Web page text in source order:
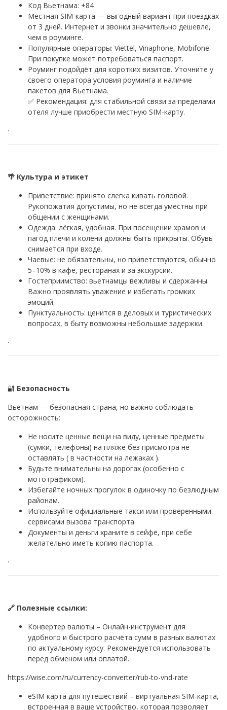
Код Вьетнама: +84
Местная SIM-карта — выгодный вариант при поездках
от 3 дней. Интернет и звонки значительно дешевле,
чем в роуминге.
Популярные операторы: Viettel, Vinaphone, Mobifone.
При покупке может потребоваться паспорт.
Роуминг подойдёт для коротких визитов. Уточните у
своего оператора условия роуминга и наличие
пакетов для Вьетнама.
✅ Рекомендация: для стабильной связи за пределами
отеля лучше приобрести местную SIM-карту.
·
🌴 Культура и этикет
Приветствие: принято слегка кивать головой.
Рукопожатия допустимы, но не всегда уместны при
общении с женщинами.
Одежда: лёгкая, удобная. При посещении храмов и
пагод плечи и колени должны быть прикрыты. Обувь
снимается при входе.
Чаевые: не обязательны, но приветствуются, обычно
5–10% в кафе, ресторанах и за экскурсии.
Гостеприимство: вьетнамцы вежливы и сдержанны.
Важно проявлять уважение и избегать громких
эмоций.
Пунктуальность: ценится в деловых и туристических
вопросах, в быту возможны небольшие задержки.
·
🔐 Безопасность
Вьетнам — безопасная страна, но важно соблюдать
осторожность:
Не носите ценные вещи на виду, ценные предметы
(сумки, телефоны) на пляже без присмотра не
оставлять ( в частности на лежаках ).
Будьте внимательны на дорогах (особенно с
мототрафиком).
Избегайте ночных прогулок в одиночку по безлюдным
районам.
Используйте официальные такси или проверенными
сервисами вызова транспорта.
Документы и деньги храните в сейфе, при себе
желательно иметь копию паспорта.
·
🔗 Полезные ссылки:
Конвертер валюты – Онлайн-инструмент для
удобного и быстрого расчёта сумм в разных валютах
по актуальному курсу. Рекомендуется использовать
перед обменом или оплатой.
https://wise.com/ru/currency-converter/rub-to-vnd-rate
eSIM карта для путешествий – виртуальная SIM-карта,
встроенная в ваше устройство, которая позволяет